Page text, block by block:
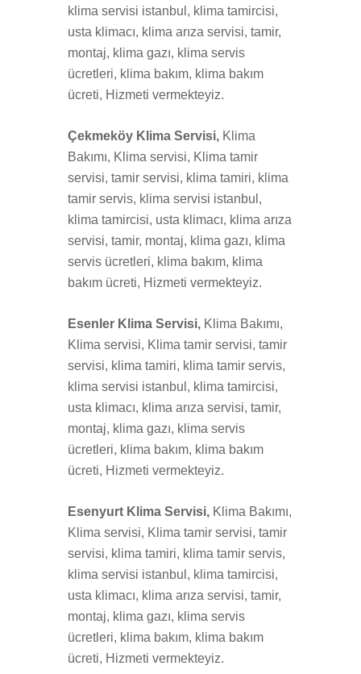
klima servisi istanbul, klima tamircisi,
usta klimacı, klima arıza servisi, tamir,
montaj, klima gazı, klima servis
ücretleri, klima bakım, klima bakım
ücreti, Hizmeti vermekteyiz.
Çekmeköy Klima Servisi, Klima
Bakımı, Klima servisi, Klima tamir
servisi, tamir servisi, klima tamiri, klima
tamir servis, klima servisi istanbul,
klima tamircisi, usta klimacı, klima arıza
servisi, tamir, montaj, klima gazı, klima
servis ücretleri, klima bakım, klima
bakım ücreti, Hizmeti vermekteyiz.
Esenler Klima Servisi, Klima Bakımı,
Klima servisi, Klima tamir servisi, tamir
servisi, klima tamiri, klima tamir servis,
klima servisi istanbul, klima tamircisi,
usta klimacı, klima arıza servisi, tamir,
montaj, klima gazı, klima servis
ücretleri, klima bakım, klima bakım
ücreti, Hizmeti vermekteyiz.
Esenyurt Klima Servisi, Klima Bakımı,
Klima servisi, Klima tamir servisi, tamir
servisi, klima tamiri, klima tamir servis,
klima servisi istanbul, klima tamircisi,
usta klimacı, klima arıza servisi, tamir,
montaj, klima gazı, klima servis
ücretleri, klima bakım, klima bakım
ücreti, Hizmeti vermekteyiz.